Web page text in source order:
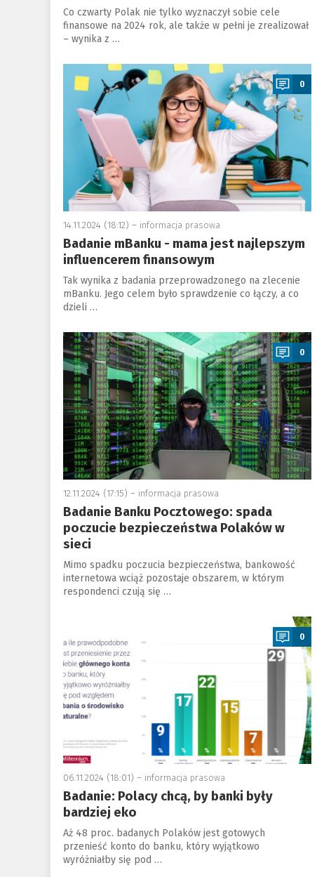
Co czwarty Polak nie tylko wyznaczył sobie cele
finansowe na 2024 rok, ale także w pełni je zrealizował
– wynika z …
a
0
14.11.2024 (18:12) – informacja prasowa
Badanie mBanku - mama jest najlepszym
influencerem finansowym
Tak wynika z badania przeprowadzonego na zlecenie
mBanku. Jego celem było sprawdzenie co łączy, a co
dzieli …
a
0
12.11.2024 (17:15) – informacja prasowa
Badanie Banku Pocztowego: spada
poczucie bezpieczeństwa Polaków w
sieci
Mimo spadku poczucia bezpieczeństwa, bankowość
internetowa wciąż pozostaje obszarem, w którym
respondenci czują się …
0
06.11.2024 (18:01) – informacja prasowa
Badanie: Polacy chcą, by banki były
bardziej eko
Aż 48 proc. badanych Polaków jest gotowych
przenieść konto do banku, który wyjątkowo
wyróżniałby się pod …